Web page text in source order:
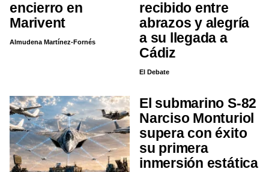
encierro en
Marivent
Almudena Martínez-Fornés
recibido entre
abrazos y alegría
a su llegada a
Cádiz
El Debate
El submarino S-82
Narciso Monturiol
supera con éxito
su primera
inmersión estática